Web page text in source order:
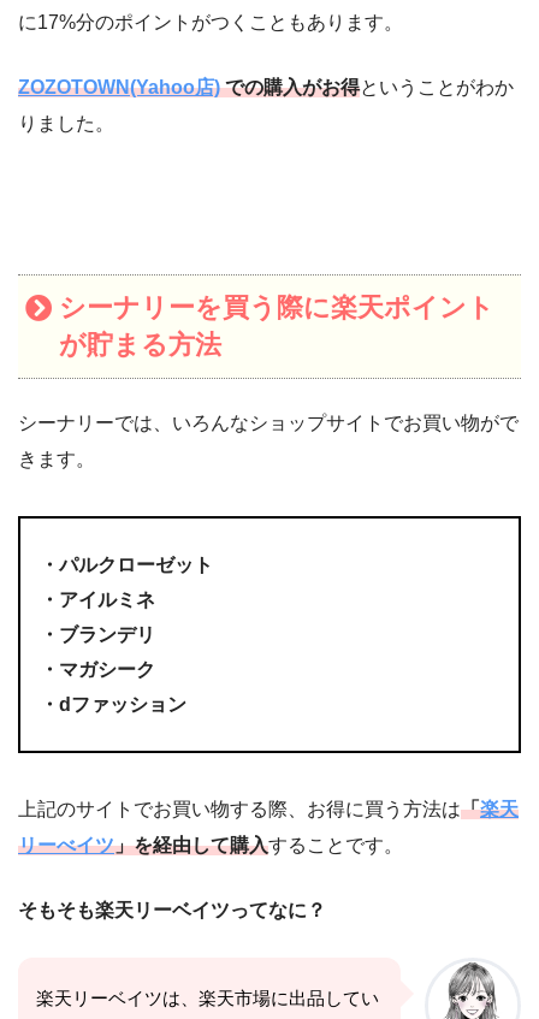
に17%分のポイントがつくこともあります。
ZOZOTOWN(Yahoo店)での購入がお得ということがわか
りました。
シーナリーを買う際に楽天ポイント
が貯まる方法
シーナリーでは、いろんなショップサイトでお買い物がで
きます。
・パルクローゼット
・アイルミネ
・ブランデリ
・マガシーク
・dファッション
上記のサイトでお買い物する際、お得に買う方法は「楽天
リーべイツ」を経由して購入することです。
そもそも楽天リーベイツってなに？
楽天リーベイツは、楽天市場に出品してい